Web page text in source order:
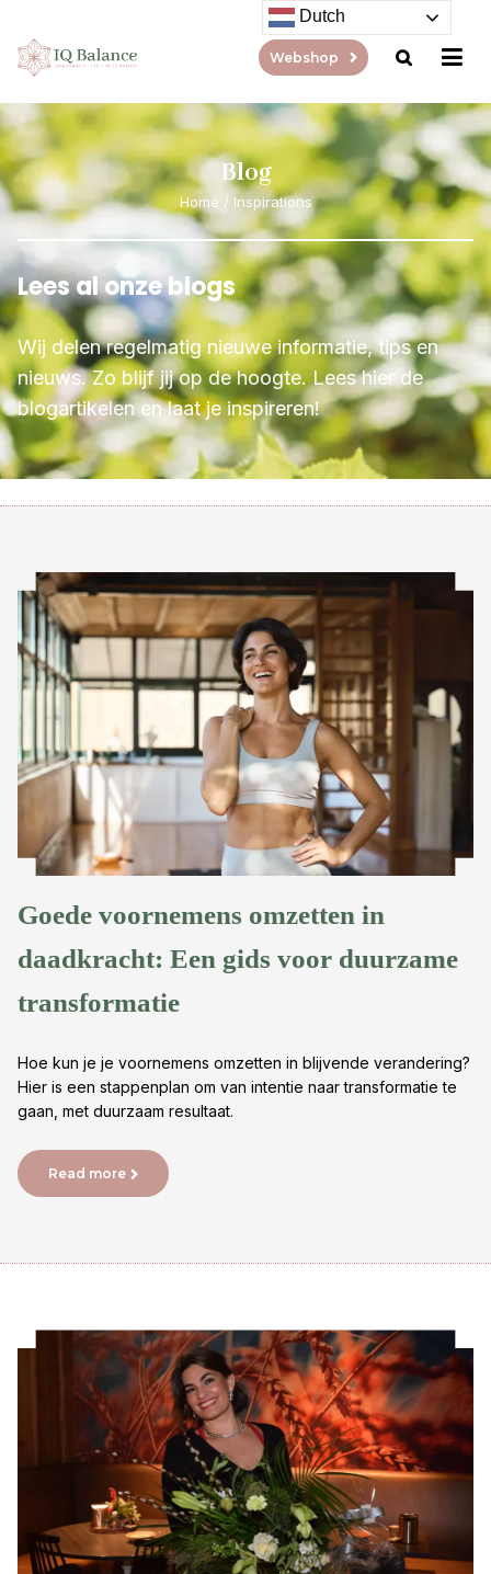
Webshop
Blog
Home / Inspirations
Lees al onze blogs
Wij delen regelmatig nieuwe informatie, tips en
nieuws. Zo blijf jij op de hoogte. Lees hier de
blogartikelen en laat je inspireren!
Goede voornemens omzetten in
daadkracht: Een gids voor duurzame
transformatie
Hoe kun je je voornemens omzetten in blijvende verandering?
Hier is een stappenplan om van intentie naar transformatie te
gaan, met duurzaam resultaat.
Read more
Dutch